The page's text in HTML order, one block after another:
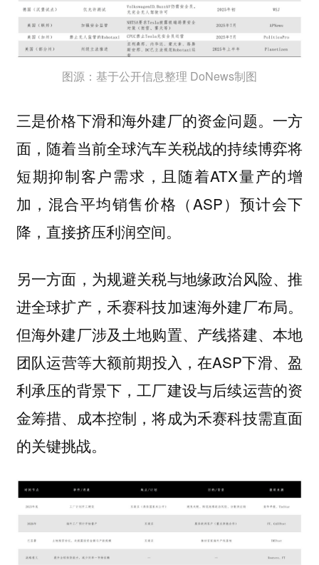
图源：基于公开信息整理 DoNews制图
三是价格下滑和海外建厂的资金问题。一方
面，随着当前全球汽车关税战的持续博弈将
短期抑制客户需求，且随着ATX量产的增
加，混合平均销售价格（ASP）预计会下
降，直接挤压利润空间。
另一方面，为规避关税与地缘政治风险、推
进全球扩产，禾赛科技加速海外建厂布局。
但海外建厂涉及土地购置、产线搭建、本地
团队运营等大额前期投入，在ASP下滑、盈
利承压的背景下，工厂建设与后续运营的资
金筹措、成本控制，将成为禾赛科技需直面
的关键挑战。